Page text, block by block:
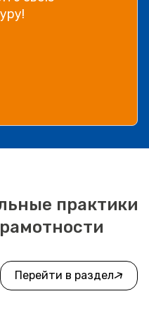
практики
Перейти в раздел